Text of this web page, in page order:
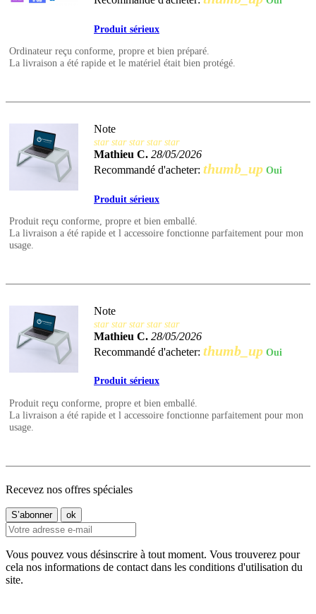
Produit sérieux
Ordinateur reçu conforme, propre et bien préparé.
La livraison a été rapide et le matériel était bien protégé.
Note
star star star star star
Mathieu C. 28/05/2026
Recommandé d'acheter: thumb_up Oui
Produit sérieux
Produit reçu conforme, propre et bien emballé.
La livraison a été rapide et l accessoire fonctionne parfaitement pour mon
usage.
Note
star star star star star
Mathieu C. 28/05/2026
Recommandé d'acheter: thumb_up Oui
Produit sérieux
Produit reçu conforme, propre et bien emballé.
La livraison a été rapide et l accessoire fonctionne parfaitement pour mon
usage.
Recevez nos offres spéciales
Vous pouvez vous désinscrire à tout moment. Vous trouverez pour
cela nos informations de contact dans les conditions d'utilisation du
site.